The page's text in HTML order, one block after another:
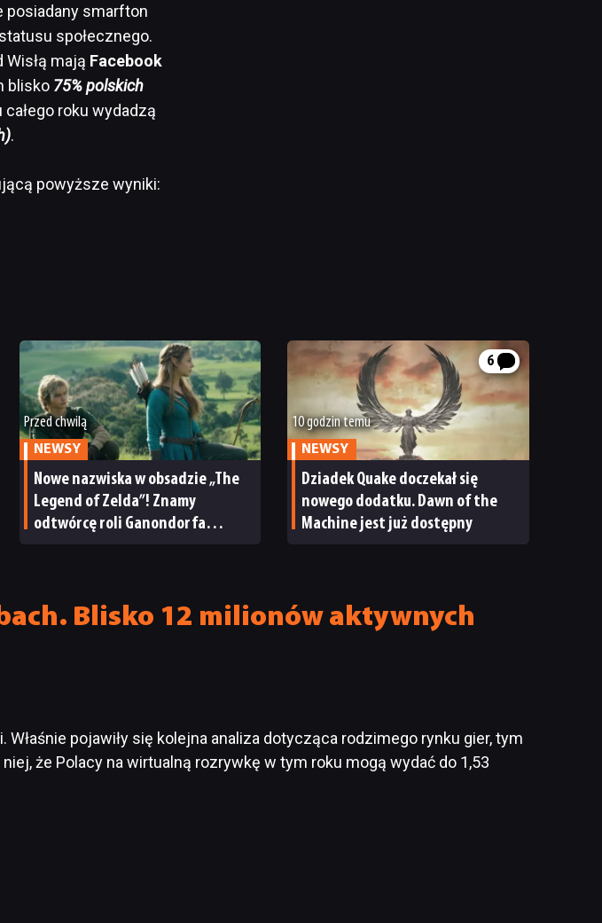
posiadany smarfton
społecznego.
mają Facebook
blisko 75% polskich
roku wydadzą
.
powyższe wyniki:
Przed chwilą
NEWSY
Nowe nazwiska w obsadzie „The
Legend of Zelda”! Znamy
odtwórcę roli Ganondorfa
6
10 godzin temu
NEWSY
Dziadek Quake doczekał się
nowego dodatku. Dawn of the
Machine jest już dostępny
Blisko 12 milionów aktywnych
pojawiły się kolejna analiza dotycząca rodzimego rynku gier, tym
że Polacy na wirtualną rozrywkę w tym roku mogą wydać do 1,53